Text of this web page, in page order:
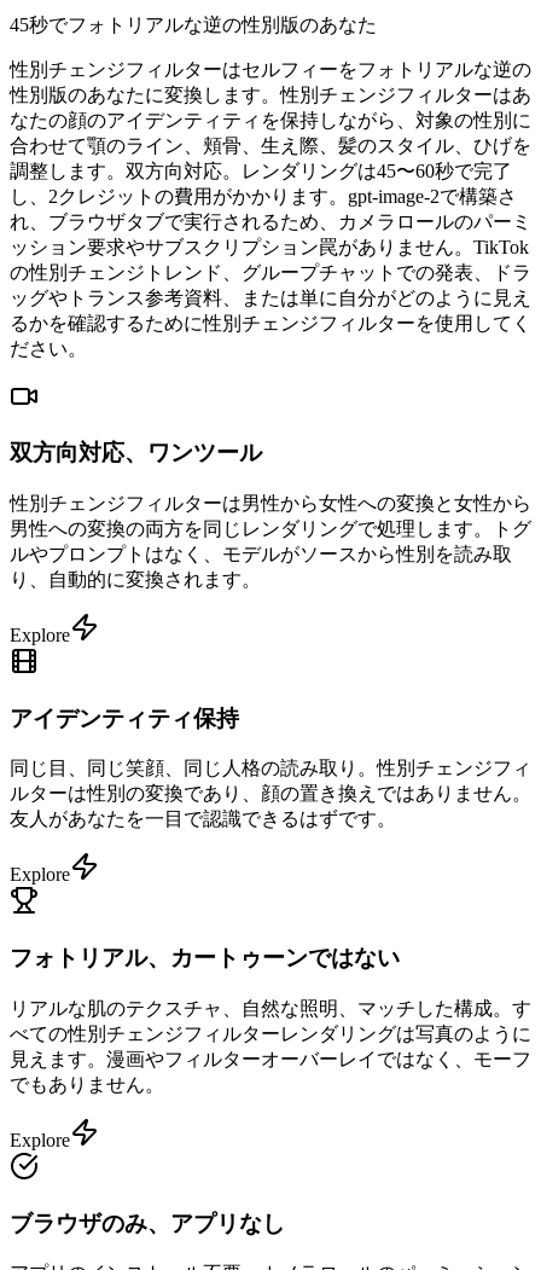
45秒でフォトリアルな逆の性別版のあなた
性別チェンジフィルターはセルフィーをフォトリアルな逆の
性別版のあなたに変換します。性別チェンジフィルターはあ
なたの顔のアイデンティティを保持しながら、対象の性別に
合わせて顎のライン、頬骨、生え際、髪のスタイル、ひげを
調整します。双方向対応。レンダリングは45〜60秒で完了
し、2クレジットの費用がかかります。gpt-image-2で構築さ
れ、ブラウザタブで実行されるため、カメラロールのパーミ
ッション要求やサブスクリプション罠がありません。TikTok
の性別チェンジトレンド、グループチャットでの発表、ドラ
ッグやトランス参考資料、または単に自分がどのように見え
るかを確認するために性別チェンジフィルターを使用してく
ださい。
双方向対応、ワンツール
性別チェンジフィルターは男性から女性への変換と女性から
男性への変換の両方を同じレンダリングで処理します。トグ
ルやプロンプトはなく、モデルがソースから性別を読み取
り、自動的に変換されます。
Explore
アイデンティティ保持
同じ目、同じ笑顔、同じ人格の読み取り。性別チェンジフィ
ルターは性別の変換であり、顔の置き換えではありません。
友人があなたを一目で認識できるはずです。
Explore
フォトリアル、カートゥーンではない
リアルな肌のテクスチャ、自然な照明、マッチした構成。す
べての性別チェンジフィルターレンダリングは写真のように
見えます。漫画やフィルターオーバーレイではなく、モーフ
でもありません。
Explore
ブラウザのみ、アプリなし